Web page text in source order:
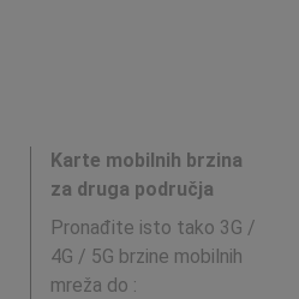
Karte mobilnih brzina
za druga područja
Pronađite isto tako 3G /
4G / 5G brzine mobilnih
mreža do :